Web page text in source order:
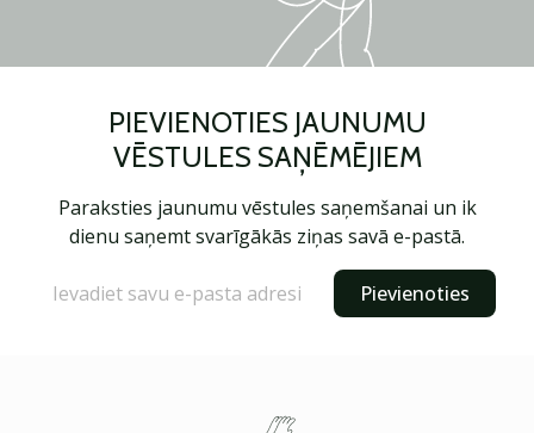
PIEVIENOTIES JAUNUMU
VĒSTULES SAŅĒMĒJIEM
Paraksties jaunumu vēstules saņemšanai un ik
dienu saņemt svarīgākās ziņas savā e-pastā.
Pievienoties